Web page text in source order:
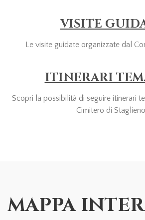
VISITE
Le visite guidate organizzate dal
ITINERARI
Scopri la possibilità di seguire itinerari
Cimitero di
MAPPA